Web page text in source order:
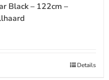
Black – 122cm –
Details